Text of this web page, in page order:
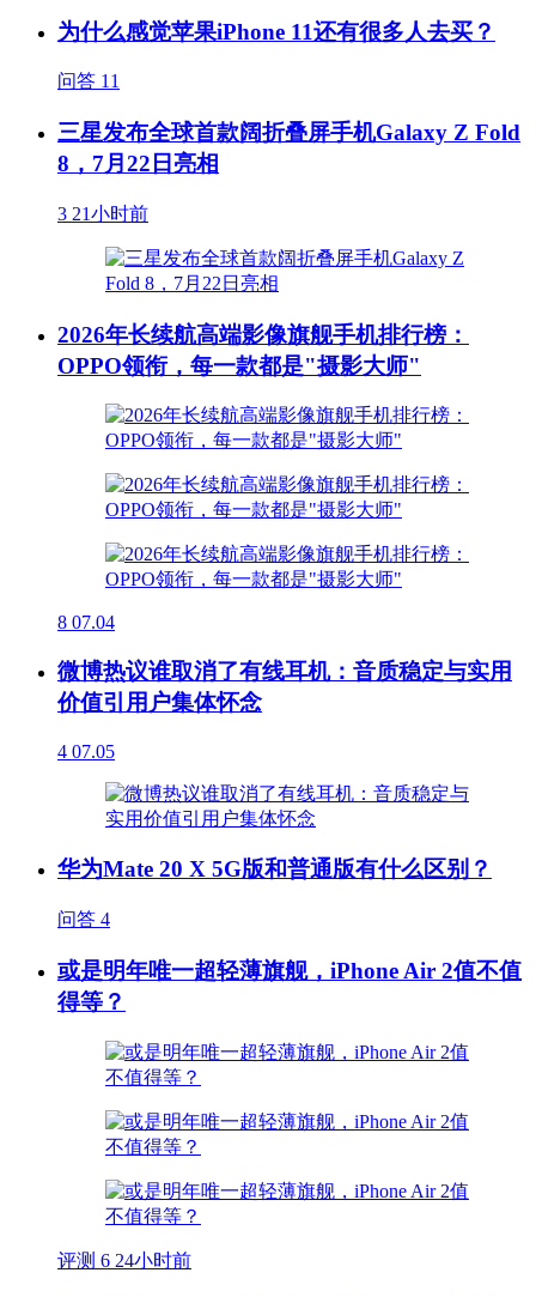
为什么感觉苹果iPhone 11还有很多人去买？
问答 11
三星发布全球首款阔折叠屏手机Galaxy Z Fold
8，7月22日亮相
3 21小时前
2026年长续航高端影像旗舰手机排行榜：
OPPO领衔，每一款都是"摄影大师"
8 07.04
微博热议谁取消了有线耳机：音质稳定与实用
价值引用户集体怀念
4 07.05
华为Mate 20 X 5G版和普通版有什么区别？
问答 4
或是明年唯一超轻薄旗舰，iPhone Air 2值不值
得等？
评测 6 24小时前